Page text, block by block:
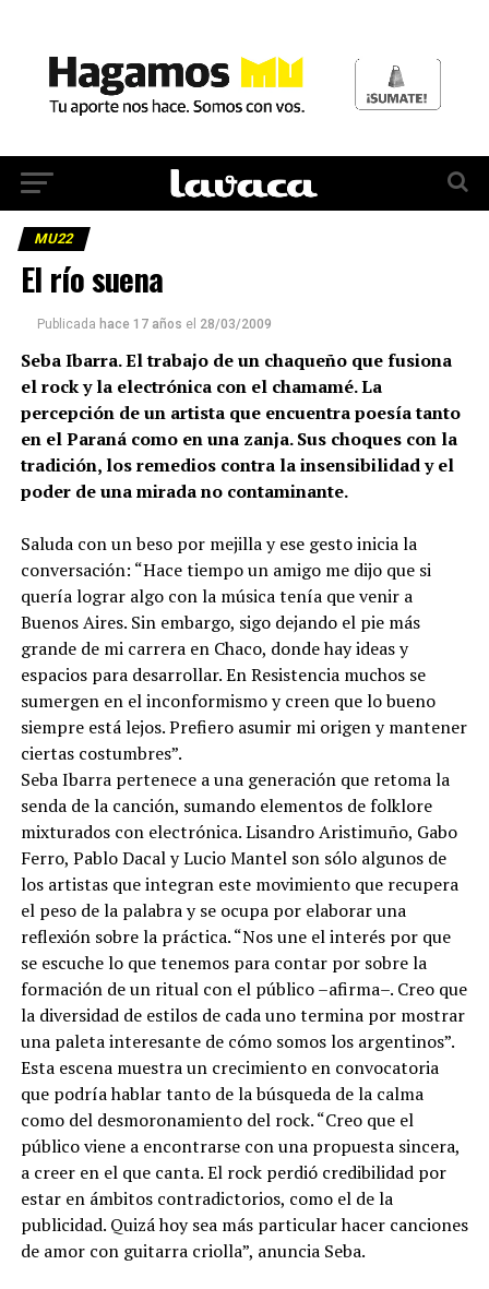
MU22
El río suena
Publicada hace 17 años el 28/03/2009
Seba Ibarra. El trabajo de un chaqueño que fusiona
el rock y la electrónica con el chamamé. La
percepción de un artista que encuentra poesía tanto
en el Paraná como en una zanja. Sus choques con la
tradición, los remedios contra la insensibilidad y el
poder de una mirada no contaminante.
Saluda con un beso por mejilla y ese gesto inicia la
conversación: “Hace tiempo un amigo me dijo que si
quería lograr algo con la música tenía que venir a
Buenos Aires. Sin embargo, sigo dejando el pie más
grande de mi carrera en Chaco, donde hay ideas y
espacios para desarrollar. En Resistencia muchos se
sumergen en el inconformismo y creen que lo bueno
siempre está lejos. Prefiero asumir mi origen y mantener
ciertas costumbres”.
Seba Ibarra pertenece a una generación que retoma la
senda de la canción, sumando elementos de folklore
mixturados con electrónica. Lisandro Aristimuño, Gabo
Ferro, Pablo Dacal y Lucio Mantel son sólo algunos de
los artistas que integran este movimiento que recupera
el peso de la palabra y se ocupa por elaborar una
reflexión sobre la práctica. “Nos une el interés por que
se escuche lo que tenemos para contar por sobre la
formación de un ritual con el público –afirma–. Creo que
la diversidad de estilos de cada uno termina por mostrar
una paleta interesante de cómo somos los argentinos”.
Esta escena muestra un crecimiento en convocatoria
que podría hablar tanto de la búsqueda de la calma
como del desmoronamiento del rock. “Creo que el
público viene a encontrarse con una propuesta sincera,
a creer en el que canta. El rock perdió credibilidad por
estar en ámbitos contradictorios, como el de la
publicidad. Quizá hoy sea más particular hacer canciones
de amor con guitarra criolla”, anuncia Seba.